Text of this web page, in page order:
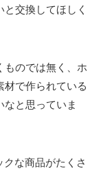
交換してほしく
ものでは無く、ホ
材で作られている
と思っていま
な商品がたくさ